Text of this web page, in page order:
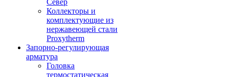
Север
Коллекторы и
комплектующие из
нержавеющей стали
Proxytherm
Запорно-регулирующая
арматура
Головка
термостатическая